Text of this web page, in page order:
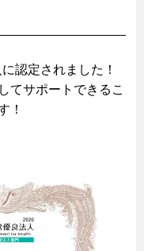
認定されました！
てサポートできるこ
！